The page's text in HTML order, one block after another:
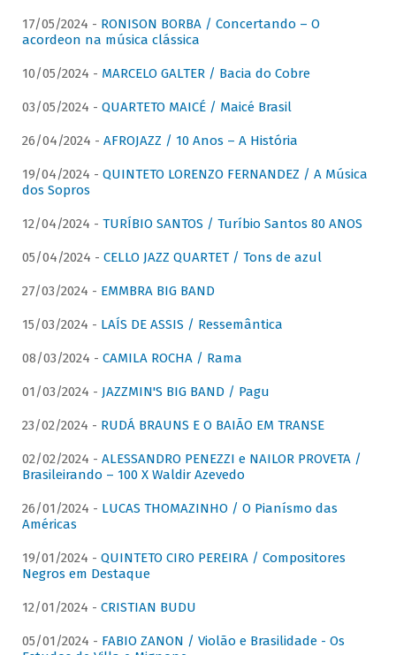
17/05/2024 - RONISON BORBA / Concertando – O
acordeon na música clássica
10/05/2024 - MARCELO GALTER / Bacia do Cobre
03/05/2024 - QUARTETO MAICÉ / Maicé Brasil
26/04/2024 - AFROJAZZ / 10 Anos – A História
19/04/2024 - QUINTETO LORENZO FERNANDEZ / A Música
dos Sopros
12/04/2024 - TURÍBIO SANTOS / Turíbio Santos 80 ANOS
05/04/2024 - CELLO JAZZ QUARTET / Tons de azul
27/03/2024 - EMMBRA BIG BAND
15/03/2024 - LAÍS DE ASSIS / Ressemântica
08/03/2024 - CAMILA ROCHA / Rama
01/03/2024 - JAZZMIN'S BIG BAND / Pagu
23/02/2024 - RUDÁ BRAUNS E O BAIÃO EM TRANSE
02/02/2024 - ALESSANDRO PENEZZI e NAILOR PROVETA /
Brasileirando – 100 X Waldir Azevedo
26/01/2024 - LUCAS THOMAZINHO / O Pianísmo das
Américas
19/01/2024 - QUINTETO CIRO PEREIRA / Compositores
Negros em Destaque
12/01/2024 - CRISTIAN BUDU
05/01/2024 - FABIO ZANON / Violão e Brasilidade - Os